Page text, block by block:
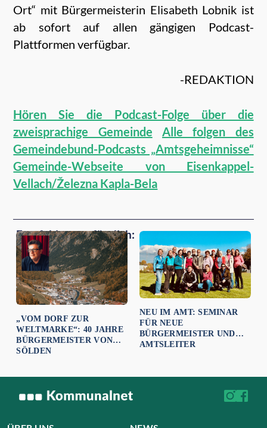
Ort“ mit Bürgermeisterin Elisabeth Lobnik ist
ab sofort auf allen gängigen Podcast-
Plattformen verfügbar.
-REDAKTION
Hören Sie die Podcast-Folge über die
zweisprachige Gemeinde
Alle folgen des
Gemeindebund-Podcasts „Amtsgeheimnisse“
Gemeinde-Webseite von Eisenkappel-
Vellach/Železna Kapla-Bela
Empfehlungen für dich:
„VOM DORF ZUR
WELTMARKE“: 40 JAHRE
BÜRGERMEISTER VON
SÖLDEN
NEU IM AMT: SEMINAR
FÜR NEUE
BÜRGERMEISTER UND
AMTSLEITER